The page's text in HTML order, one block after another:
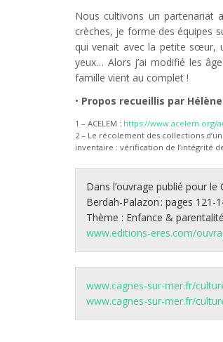
Nous cultivons un partenariat
crèches, je forme des équipes
qui venait avec la petite sœur,
yeux… Alors j’ai modifié les
famille vient au complet !
• Propos recueillis par
1 – ACELEM : https://www.acelem.org/
2 – Le récolement des collections
inventaire : vérification de l’intégrité
Dans l’ouvrage publié pour
Berdah-Palazon : pages 121-
Thème : Enfance &
www.editions-eres.com/
www.cagnes-sur-mer.fr/
www.cagnes-sur-mer.fr/